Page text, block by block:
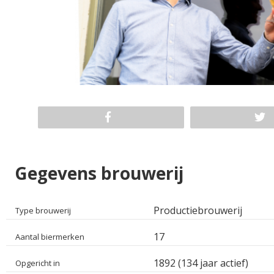
Gegevens brouwerij
Type brouwerij Productiebrouwerij
Aantal biermerken 17
Opgericht in 1892 (134 jaar actief)